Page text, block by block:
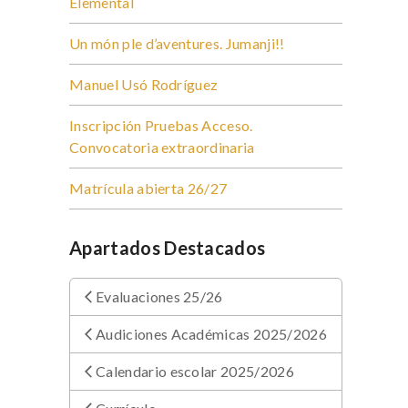
Un món ple d’aventures. Jumanji!!
Manuel Usó Rodríguez
Inscripción Pruebas Acceso.
Convocatoria extraordinaria
Matrícula abierta 26/27
Apartados Destacados
Evaluaciones 25/26
Audiciones Académicas 2025/2026
Calendario escolar 2025/2026